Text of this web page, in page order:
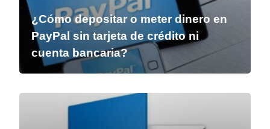
¿Cómo depositar o meter dinero en
PayPal sin tarjeta de crédito ni
cuenta bancaria?